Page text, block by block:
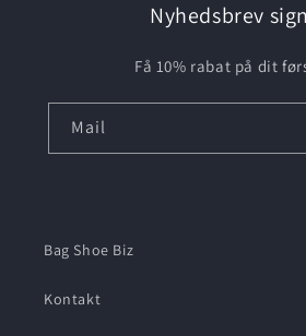
Nyhedsbrev
Få 10% rabat på dit
Mail
Bag Shoe Biz
Kontakt